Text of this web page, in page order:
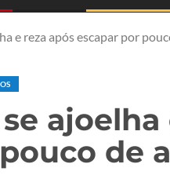
e reza após escapar por
ajoelha
de